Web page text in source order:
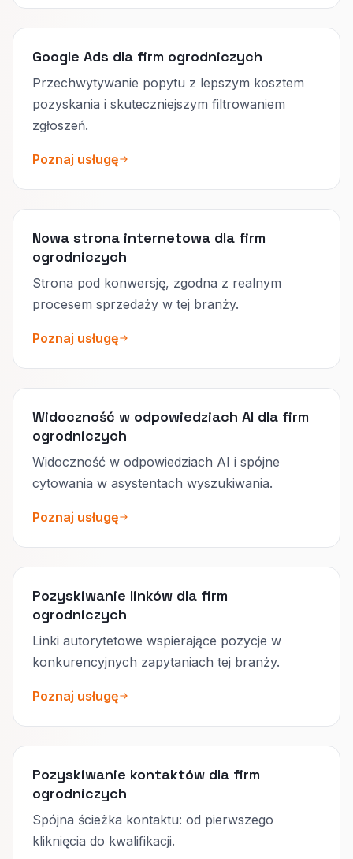
Google Ads dla firm ogrodniczych
Przechwytywanie popytu z lepszym kosztem
pozyskania i skuteczniejszym filtrowaniem
zgłoszeń.
Poznaj usługę
Nowa strona internetowa dla firm
ogrodniczych
Strona pod konwersję, zgodna z realnym
procesem sprzedaży w tej branży.
Poznaj usługę
Widoczność w odpowiedziach AI dla firm
ogrodniczych
Widoczność w odpowiedziach AI i spójne
cytowania w asystentach wyszukiwania.
Poznaj usługę
Pozyskiwanie linków dla firm
ogrodniczych
Linki autorytetowe wspierające pozycje w
konkurencyjnych zapytaniach tej branży.
Poznaj usługę
Pozyskiwanie kontaktów dla firm
ogrodniczych
Spójna ścieżka kontaktu: od pierwszego
kliknięcia do kwalifikacji.